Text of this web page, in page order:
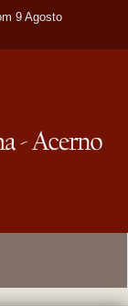
9 Agosto